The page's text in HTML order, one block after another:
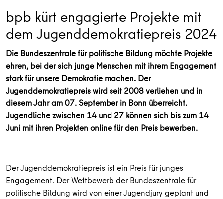
bpb kürt engagierte Projekte mit
dem Jugenddemokratiepreis 2024
Die Bundeszentrale für politische Bildung möchte Projekte
ehren, bei der sich junge Menschen mit ihrem Engagement
stark für unsere Demokratie machen. Der
Jugenddemokratiepreis wird seit 2008 verliehen und in
diesem Jahr am 07. September in Bonn überreicht.
Jugendliche zwischen 14 und 27 können sich bis zum 14
Juni mit ihren Projekten online für den Preis bewerben.
Der Jugenddemokratiepreis ist ein Preis für junges
Engagement. Der Wettbewerb der Bundeszentrale für
politische Bildung wird von einer Jugendjury geplant und